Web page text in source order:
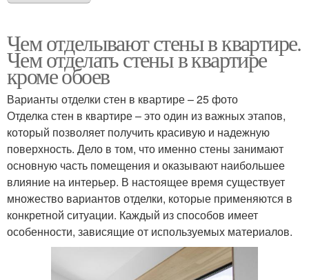
Чем отделывают стены в квартире.
Чем отделать стены в квартире
кроме обоев
Варианты отделки стен в квартире – 25 фото
Отделка стен в квартире – это один из важных этапов,
который позволяет получить красивую и надежную
поверхность. Дело в том, что именно стены занимают
основную часть помещения и оказывают наибольшее
влияние на интерьер. В настоящее время существует
множество вариантов отделки, которые применяются в
конкретной ситуации. Каждый из способов имеет
особенности, зависящие от используемых материалов.